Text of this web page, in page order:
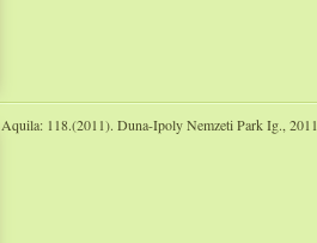
Aquila: 118.(2011). Duna-Ipoly Nemzeti Park Ig., 2011